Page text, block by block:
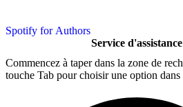
Spotify for Authors
Service
Commencez à taper dans la zone de
touche Tab pour choisir une option dans